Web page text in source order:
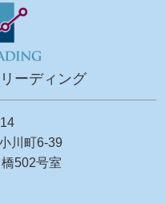
ーディング
川町6-39
502号室